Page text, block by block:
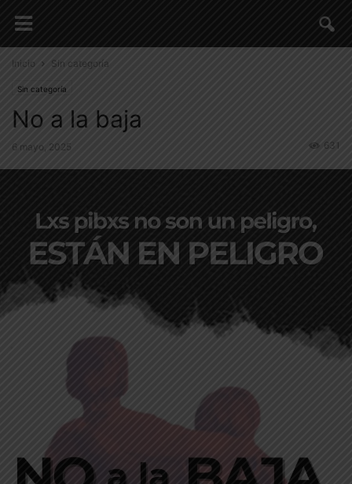
Inicio Sin categoría
Sin categoría
No a la baja
6 mayo, 2025 631